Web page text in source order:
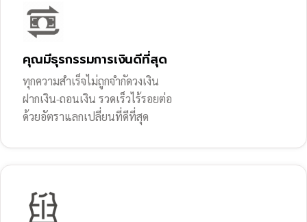
คุณมีธุรกรรมการเงินดีที่สุด
ทุกความสำเร็จไม่ถูกจำกัดวงเงิน
ฝากเงิน-ถอนเงิน รวดเร็วไร้รอยต่อ
ด้วยอัตราแลกเปลี่ยนที่ดีที่สุด